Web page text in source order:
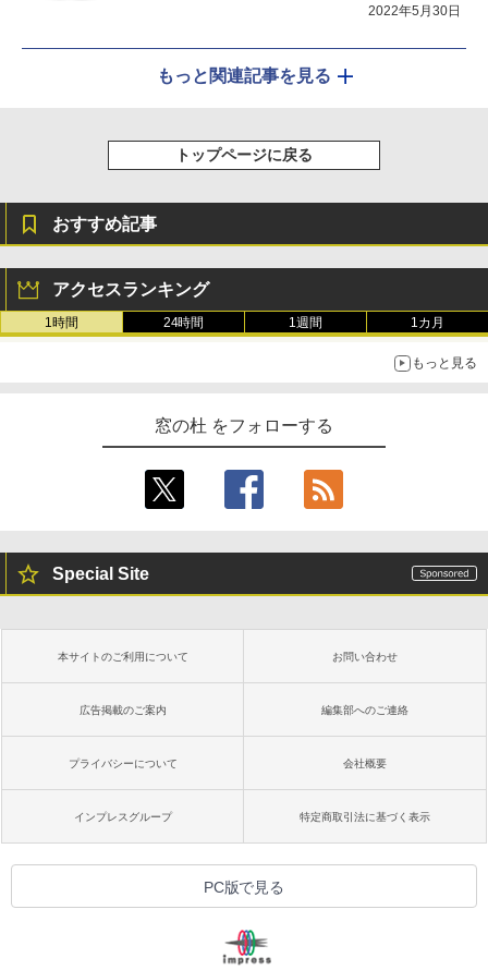
2022年5月30日
もっと関連記事を見る
トップページに戻る
おすすめ記事
アクセスランキング
1時間 24時間 1週間 1カ月
もっと見る
窓の杜 をフォローする
Special Site
本サイトのご利用について お問い合わせ
広告掲載のご案内 編集部へのご連絡
プライバシーについて 会社概要
インプレスグループ 特定商取引法に基づく表示
PC版で見る